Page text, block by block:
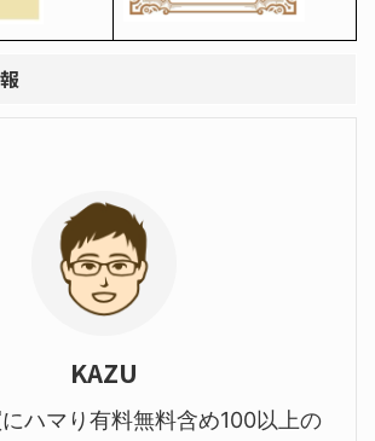
KAZU
ハマり有料無料含め100以上の